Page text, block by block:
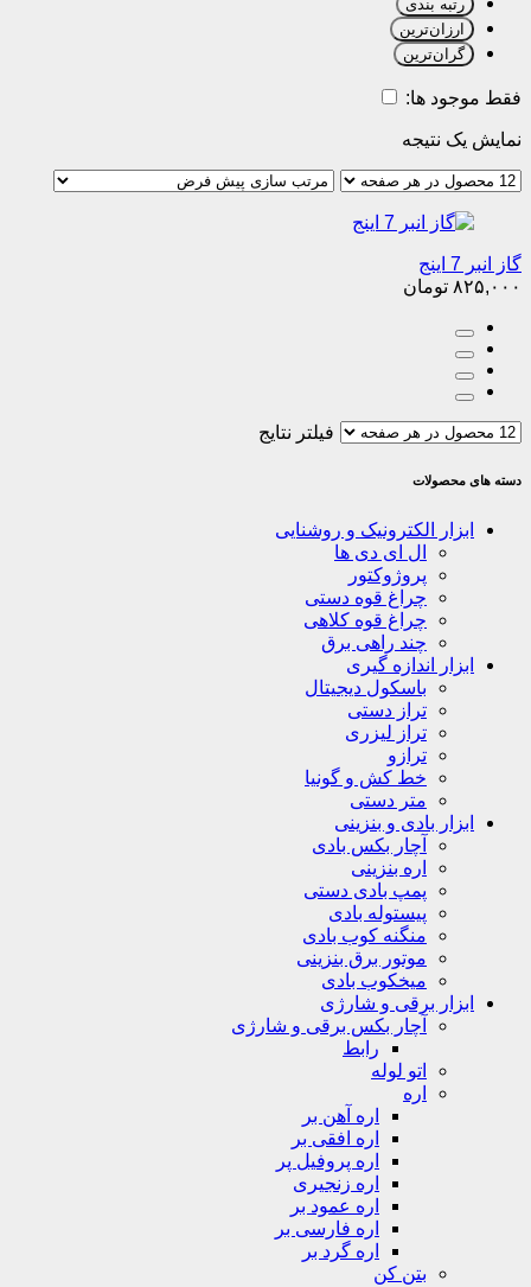
رتبه بندی
ارزان‌ترین
گران‌ترین
فقط موجود ها:
نمایش یک نتیجه
گاز انبر 7 اینج
۸۲۵,۰۰۰ تومان
فیلتر نتایج
دسته های محصولات
ابزار الکترونیک و روشنایی
ال ای دی ها
پروژوکتور
چراغ قوه دستی
چراغ قوه کلاهی
چند راهی برق
ابزار اندازه گیری
باسکول دیجیتال
تراز دستی
تراز لیزری
ترازو
خط کش و گونیا
متر دستی
ابزار بادی و بنزینی
آچار بکس بادی
اره بنزینی
پمپ بادی دستی
پیستوله بادی
منگنه کوب بادی
موتور برق بنزینی
میخکوب بادی
ابزار برقی و شارژی
آچار بکس برقی و شارژی
رابط
اتو لوله
اره
اره آهن بر
اره افقی بر
اره پروفیل پر
اره زنجیری
اره عمود بر
اره فارسی بر
اره گرد بر
بتن کن